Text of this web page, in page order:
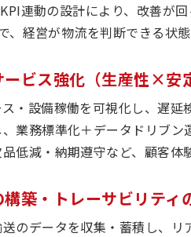
連動の設計により、改善が
、経営が物流を判断できる状
ビス強化（生産性×安
・設備稼働を可視化し、遅
業務標準化＋データドリブン
低減・納期遵守など、顧客体
築・トレーサビリティ
のデータを収集・蓄積し、リ